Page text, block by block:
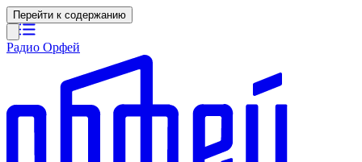
Перейти к содержанию
Радио Орфей